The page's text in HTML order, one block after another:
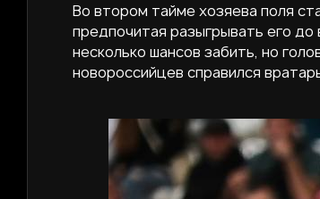
Во втором тайме хозяева поля
предпочитая разыгрывать его
несколько шансов забить, но
новороссийцев справился